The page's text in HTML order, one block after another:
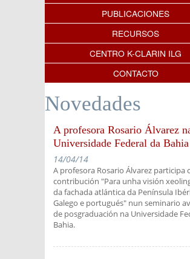
PUBLICACIONES
RECURSOS
CENTRO K-CLARIN ILG
CONTACTO
Novedades
A profesora Rosario Álvarez
Universidade Federal da Bahia
14/04/14
A profesora Rosario Álvarez participa
contribución "Para unha visión
da fachada atlántica da Península
Galego e portugués" nun seminario
de posgraduación na Universidade
Bahia.